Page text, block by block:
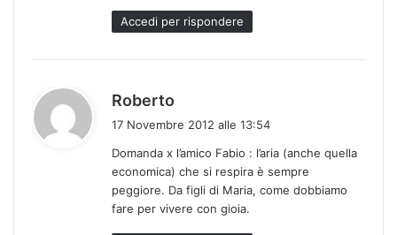
Accedi per rispondere
Roberto
e
t
17 Novembre 2012 alle 13:54
Domanda x l’amico Fabio : l’aria (anche quella
economica) che si respira è sempre
peggiore. Da figli di Maria, come dobbiamo
fare per vivere con gioia.